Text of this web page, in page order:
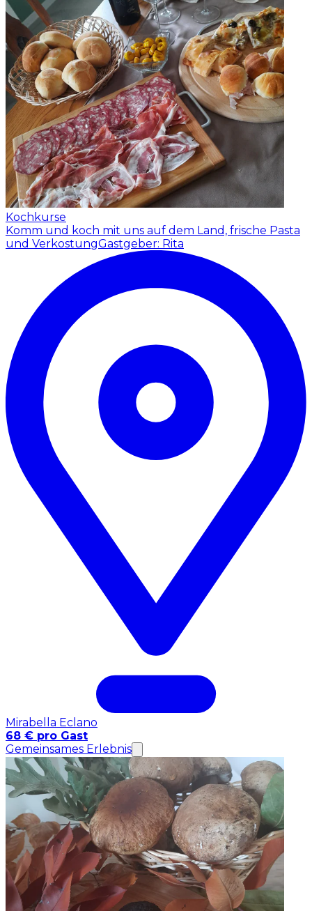
Kochkurse
Komm und koch mit uns auf dem Land, frische Pasta
und VerkostungGastgeber: Rita
Mirabella Eclano
68 € pro Gast
Gemeinsames Erlebnis